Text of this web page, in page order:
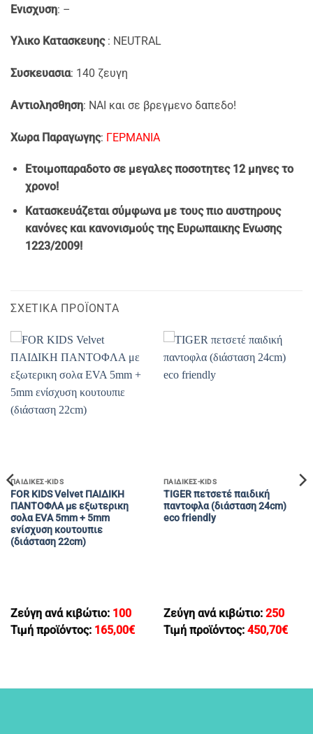
Ενισχυση: –
Υλικο Κατασκευης: NEUTRAL
Συσκευασια: 140 ζευγη
Αντιολησθηση: ΝΑΙ και σε βρεγμενο δαπεδο!
Χωρα Παραγωγης: ΓΕΡΜΑΝΙΑ
Ετοιμοπαραδοτο σε μεγαλες ποσοτητες 12 μηνες το
χρονο!
Κατασκευάζεται σύμφωνα με τους πιο αυστηρους
κανόνες και κανονισμούς της Ευρωπαικης Ενωσης
1223/2009!
ΣΧΕΤΙΚΆ ΠΡΟΪΌΝΤΑ
ΠΑΙΔΙΚΕΣ-KIDS
FOR KIDS Velvet ΠΑΙΔΙΚΗ
ΠΑΝΤΟΦΛΑ με εξωτερικη
σολα EVA 5mm + 5mm
ενίσχυση κουτουπιε
(διάσταση 22cm)
Ζεύγη ανά κιβώτιο: 100
Τιμή προϊόντος: 165,00€
ΠΑΙΔΙΚΕΣ-KIDS
TIGER πετσετέ παιδική
παντοφλα (διάσταση 24cm)
eco friendly
Ζεύγη ανά κιβώτιο: 250
Τιμή προϊόντος: 450,70€